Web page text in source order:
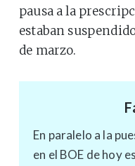
pausa a la
estaban
de marzo.
En paralelo a la
en el BOE de hoy